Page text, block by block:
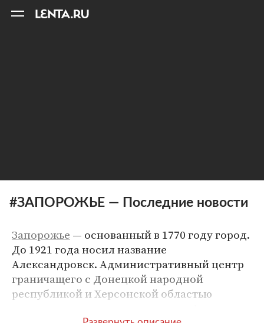
#ЗАПОРОЖЬЕ — Последние новости
Запорожье — основанный в 1770 году город.
До 1921 года носил название
Александровск. Административный центр
граничащего с Донецкой народной
республикой и Херсонской областью